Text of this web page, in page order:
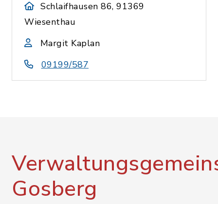
Schlaifhausen 86, 91369
Wiesenthau
Margit Kaplan
09199/587
Gosberg